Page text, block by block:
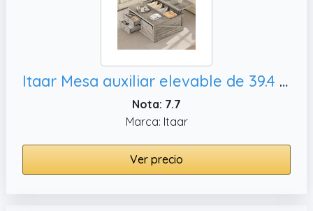
Itaar Mesa auxiliar elevable de 39.4 pulgadas con almacenamiento, mesa de centro cuadrada con compartimento grande Hodden y 2 cajones y estantes
Nota: 7.7
Marca: Itaar
Ver precio